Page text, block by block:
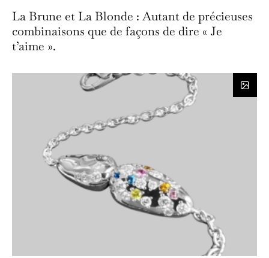
La Brune et La Blonde : Autant de précieuses
combinaisons que de façons de dire « Je
t’aime ».